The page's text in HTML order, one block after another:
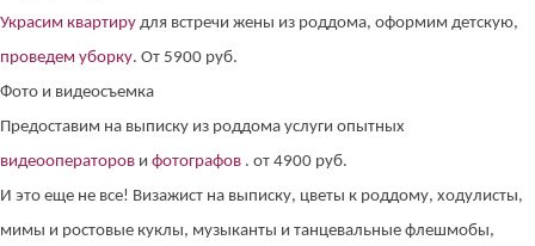
Украсим квартиру для встречи жены из роддома, оформим детскую,
проведем уборку. От 5900 руб.
Фото и видеосъемка
Предоставим на выписку из роддома услуги опытных
видеооператоров и фотографов . от 4900 руб.
И это еще не все! Визажист на выписку, цветы к роддому, ходулисты,
мимы и ростовые куклы, музыканты и танцевальные флешмобы,